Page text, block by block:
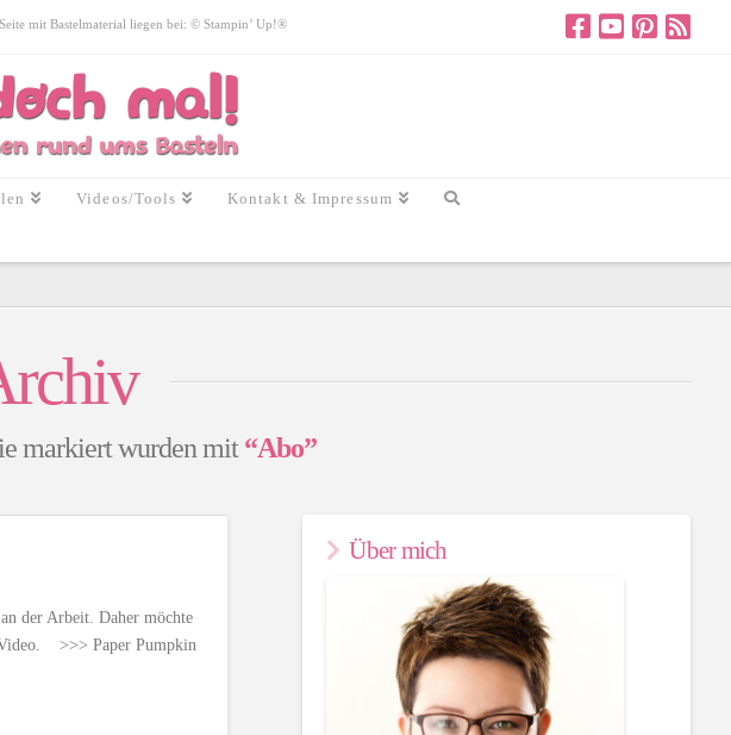
mit Bastelmaterial liegen bei: © Stampin’ Up!®
Videos/Tools Kontakt & Impressum
markiert wurden mit“Abo”
der Arbeit. Daher möchte
>>> Paper Pumpkin
Über mich